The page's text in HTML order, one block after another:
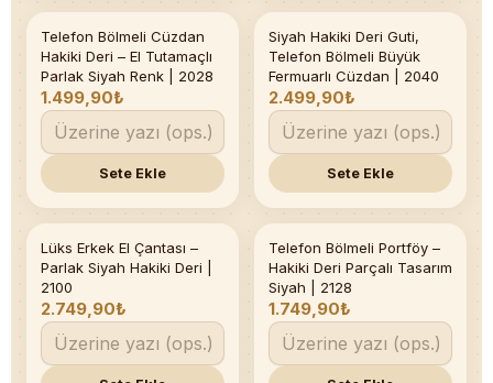
Telefon Bölmeli Cüzdan
Hakiki Deri – El Tutamaçlı
Parlak Siyah Renk | 2028
1.499,90₺
Sete Ekle
Siyah Hakiki Deri Guti,
Telefon Bölmeli Büyük
Fermuarlı Cüzdan | 2040
2.499,90₺
Sete Ekle
Son 3 adet
Lüks Erkek El Çantası –
Parlak Siyah Hakiki Deri |
2100
2.749,90₺
Telefon Bölmeli Portföy –
Hakiki Deri Parçalı Tasarım
Siyah | 2128
1.749,90₺